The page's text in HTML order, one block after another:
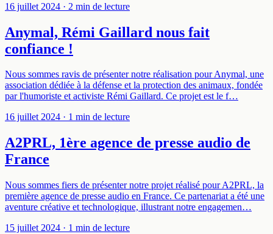
16 juillet 2024 · 2 min de lecture
Anymal, Rémi Gaillard nous fait
confiance !
Nous sommes ravis de présenter notre réalisation pour Anymal, une
association dédiée à la défense et la protection des animaux, fondée
par l'humoriste et activiste Rémi Gaillard. Ce projet est le f…
16 juillet 2024 · 1 min de lecture
A2PRL, 1ère agence de presse audio de
France
Nous sommes fiers de présenter notre projet réalisé pour A2PRL, la
première agence de presse audio en France. Ce partenariat a été une
aventure créative et technologique, illustrant notre engagemen…
15 juillet 2024 · 1 min de lecture